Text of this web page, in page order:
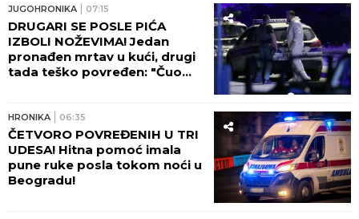
plen!
JUGOHRONIKA 07:15
DRUGARI SE POSLE PIĆA
IZBOLI NOŽEVIMA! Jedan
pronađen mrtav u kući, drugi
tada teško povređen: "Čuo
HRONIKA 06:35
ČETVORO POVREĐENIH U TRI
UDESA! Hitna pomoć imala
pune ruke posla tokom noći u
Beogradu!